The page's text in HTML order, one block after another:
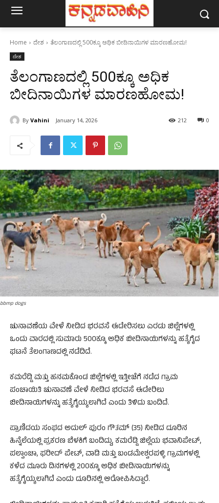
Home ದೇಶ ತೆಲಂಗಾಣದಲ್ಲಿ 500ಕ್ಕೂ ಅಧಿಕ ಬೀದಿನಾಯಿಗಳ ಮಾರಣಹೋಮ!
ದೇಶ
ತೆಲಂಗಾಣದಲ್ಲಿ 500ಕ್ಕೂ ಅಧಿಕ
ಬೀದಿನಾಯಿಗಳ ಮಾರಣಹೋಮ!
By Vahini January 14, 2026 0
212
bbmp dogs
ಚುನಾವಣೆಯ ವೇಳೆ ನೀಡಿದ ಭರವಸೆ ಈಡೇರಿಸಲು ಎರಡು ಜಿಲ್ಲೆಗಳಲ್ಲಿ
ಒಂದು ವಾರದಲ್ಲಿ ಸುಮಾರು 500ಕ್ಕೂ ಅಧಿಕ ಬೀದಿನಾಯಿಗಳನ್ನು ಹತ್ಯೆಗೈದ
ಘಟನೆ ತೆಲಂಗಾಣದಲ್ಲಿ ನಡೆದಿದೆ.
ಕಮರೆಡ್ಡಿ ಮತ್ತು ಹನಮಕೊಂಡ ಜಿಲ್ಲೆಗಳಲ್ಲಿ ಇತ್ತೀಚೆಗೆ ನಡೆದ ಗ್ರಾಮ
ಪಂಚಾಯಿತಿ ಚುನಾವಣೆ ವೇಳೆ ನೀಡಿದ ಭರವಸೆ ಈಡೇರಿಲು
ಬೀದಿನಾಯಿಗಳನ್ನು ಹತ್ಯೆಗೈಯ್ಯಲಾಗಿದೆ ಎಂದು ತಿಳಿದು ಬಂದಿದೆ.
ಪ್ರಾಣಿದಯ ಸಂಘದ ಅದುಲ್‌ ಪುರಂ ಗೌತಮ್‌ (35) ನೀಡಿದ ದೂರಿನ
ಹಿನ್ನೆಲೆಯಲ್ಲಿ ಪ್ರಕರಣ ಬೆಳಕಿಗೆ ಬಂದಿದ್ದು, ಕಮರೆಡ್ಡಿ ಜಿಲ್ಲೆಯ ಭವಾನಿಪೇಟ್‌,
ಪಲ್ವಾಂಚಾ, ಫರೀದ್‌ ಪೇಟ್‌, ವಾಡಿ ಮತ್ತು ಬಂಡಮೇಶ್ವರಪಳ್ಳಿ ಗ್ರಾಮಗಳಲ್ಲಿ
ಕಳೆದ ಮೂರು ದಿನಗಳಲ್ಲಿ 200ಕ್ಕೂ ಅಧಿಕ ಬೀದಿನಾಯಿಗಳನ್ನು
ಹತ್ಯೆಗೈಯ್ಯಲಾಗಿದೆ ಎಂದು ದೂರಿನಲ್ಲಿ ಆರೋಪಿಸಿದ್ದಾರೆ.